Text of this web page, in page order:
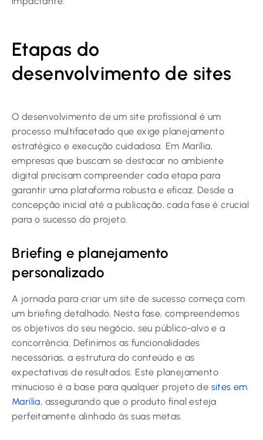
Etapas do
desenvolvimento de sites
O desenvolvimento de um site profissional é um
processo multifacetado que exige planejamento
estratégico e execução cuidadosa. Em Marília,
empresas que buscam se destacar no ambiente
digital precisam compreender cada etapa para
garantir uma plataforma robusta e eficaz. Desde a
concepção inicial até a publicação, cada fase é crucial
para o sucesso do projeto.
Briefing e planejamento
personalizado
A jornada para criar um site de sucesso começa com
um briefing detalhado. Nesta fase, compreendemos
os objetivos do seu negócio, seu público-alvo e a
concorrência. Definimos as funcionalidades
necessárias, a estrutura do conteúdo e as
expectativas de resultados. Este planejamento
minucioso é a base para qualquer projeto de sites em
Marília, assegurando que o produto final esteja
perfeitamente alinhado às suas metas.